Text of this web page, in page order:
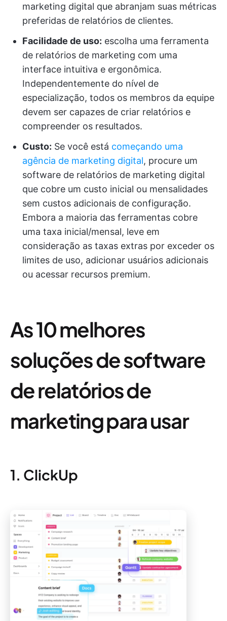
marketing digital que abranjam suas métricas
preferidas de relatórios de clientes.
Facilidade de uso: escolha uma ferramenta
de relatórios de marketing com uma
interface intuitiva e ergonômica.
Independentemente do nível de
especialização, todos os membros da equipe
devem ser capazes de criar relatórios e
compreender os resultados.
Custo: Se você está começando uma
agência de marketing digital, procure um
software de relatórios de marketing digital
que cobre um custo inicial ou mensalidades
sem custos adicionais de configuração.
Embora a maioria das ferramentas cobre
uma taxa inicial/mensal, leve em
consideração as taxas extras por exceder os
limites de uso, adicionar usuários adicionais
ou acessar recursos premium.
As 10 melhores
soluções de software
de relatórios de
marketing para usar
1. ClickUp